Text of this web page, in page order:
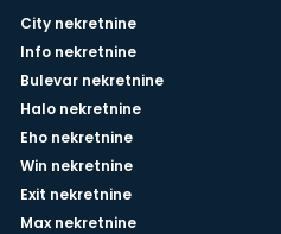
City nekretnine
Info nekretnine
Bulevar nekretnine
Halo nekretnine
Eho nekretnine
Win nekretnine
Exit nekretnine
Max nekretnine